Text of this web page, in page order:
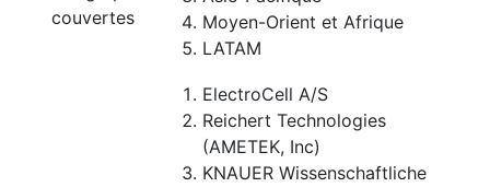
couvertes
Moyen-Orient et Afrique
LATAM
ElectroCell A/S
Reichert Technologies
(AMETEK, Inc)
KNAUER Wissenschaftliche